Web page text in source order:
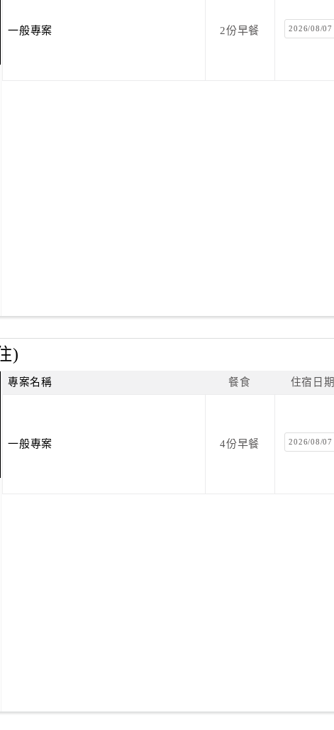
一般專案 2份早餐 2026/08/07
)
專案名稱 餐食 住宿日期
一般專案 4份早餐 2026/08/07